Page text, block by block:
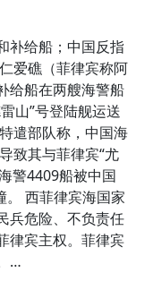
补给船；中国反指
爱礁（菲律宾称阿
给船在两艘海警船
山”号登陆舰运送
遣部队称，中国海
致其与菲律宾“尤
警4409船被中国
。 西菲律宾海国家
兵危险、不负责任
律宾主权。菲律宾
…